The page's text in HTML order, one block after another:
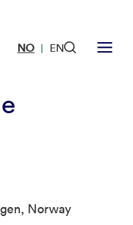
NO | EN
Norway